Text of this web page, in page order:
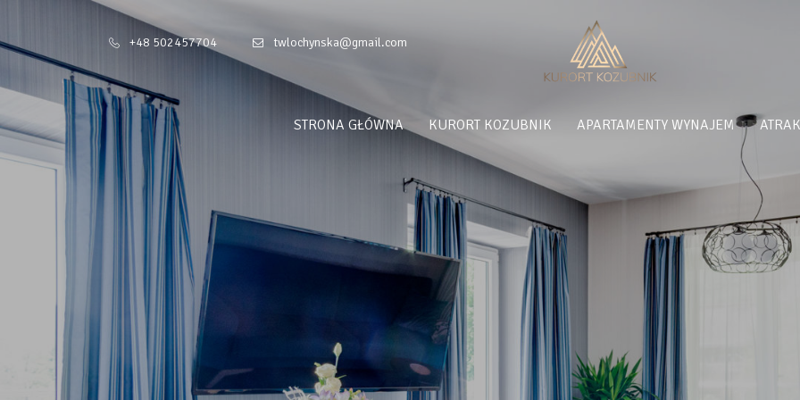
+48 502457704 twlochynska@gmail.com
STRONA GŁÓWNA KURORT KOZUBNIK APARTAMENTY WYNAJEM